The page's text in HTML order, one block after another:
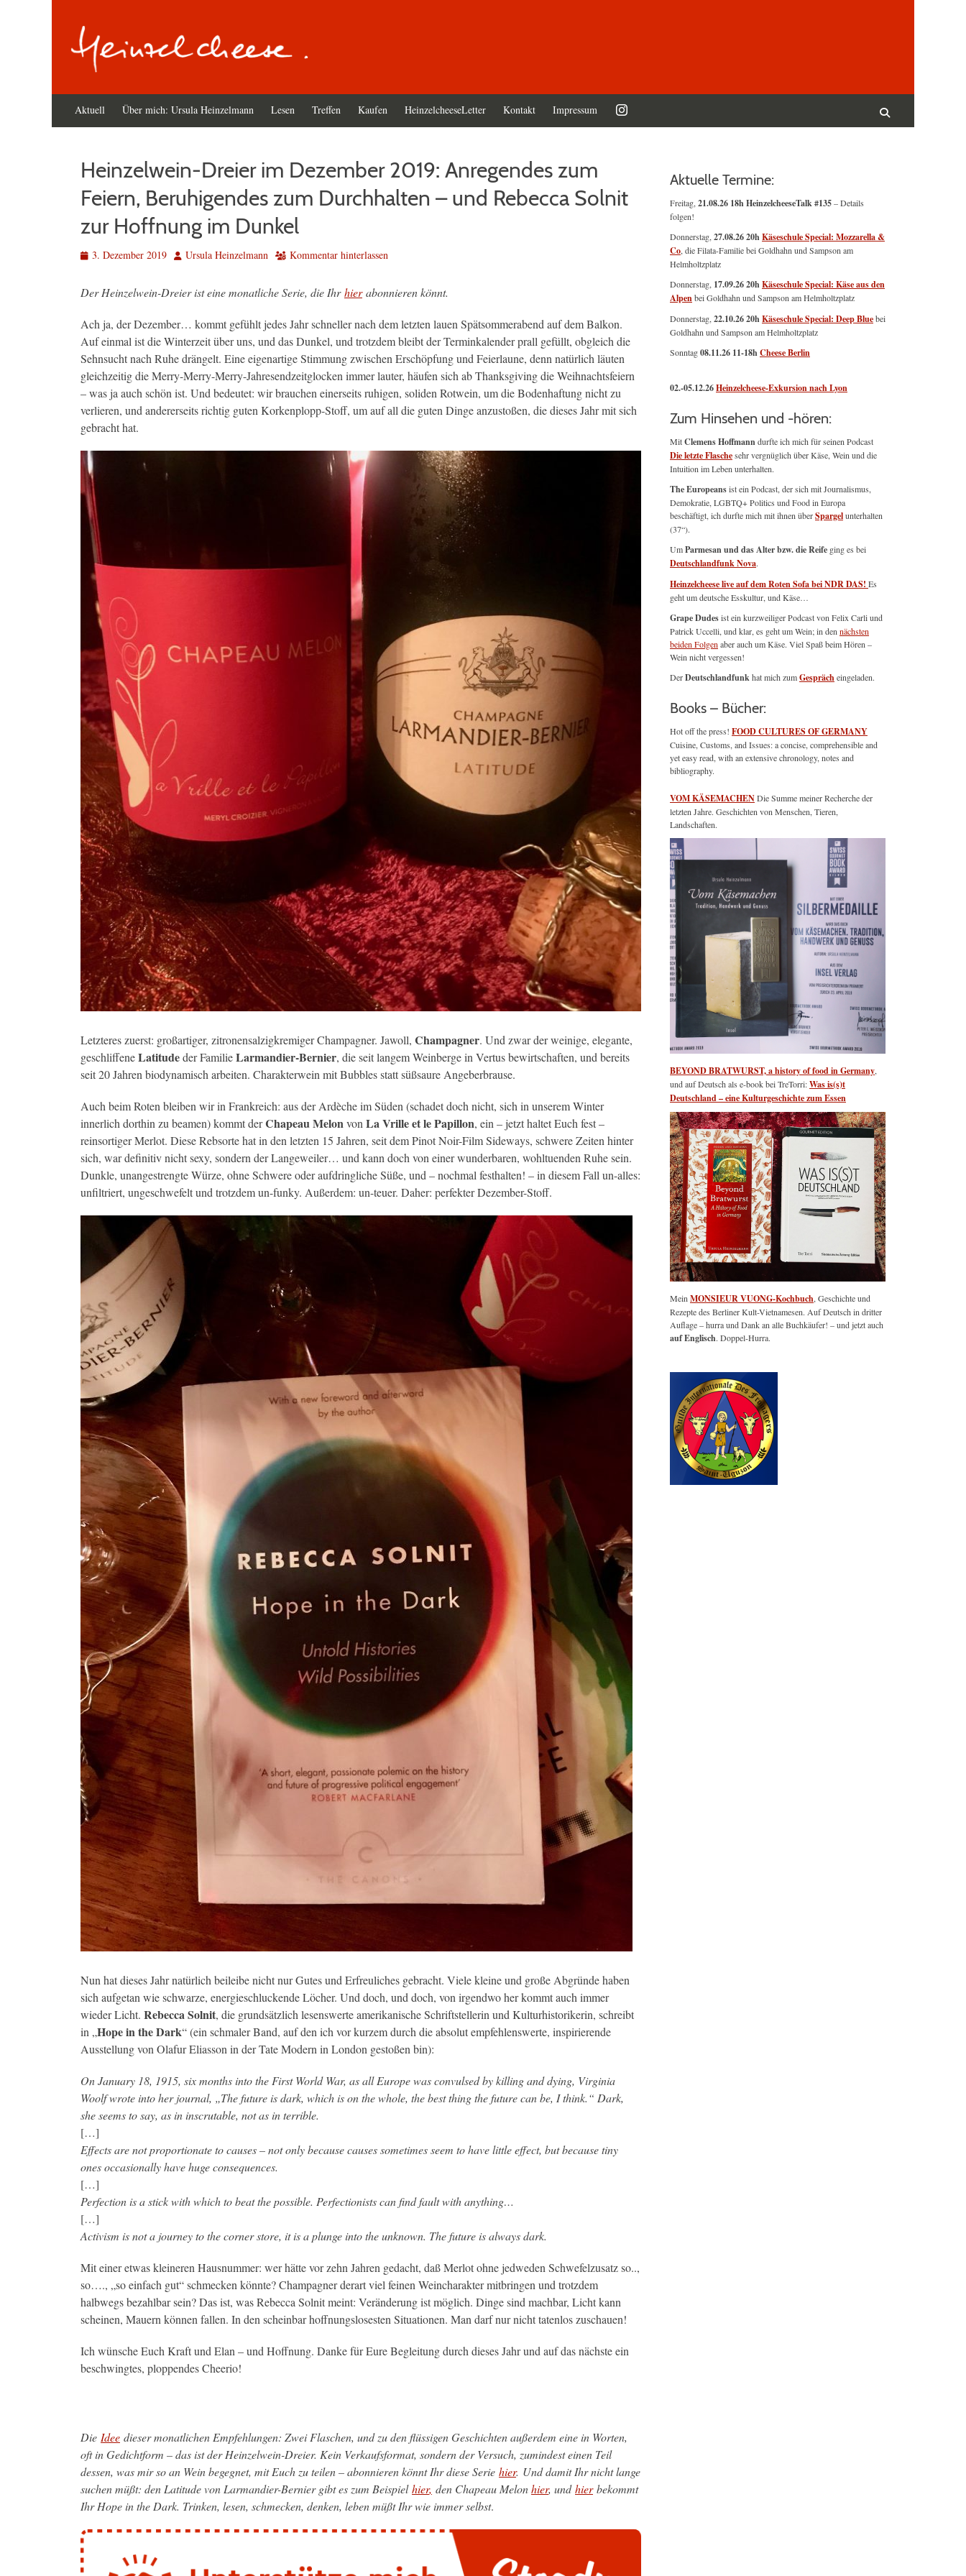
Primäres
Menü
Aktuell Über mich: Ursula Heinzelmann Lesen Treffen Kaufen HeinzelcheeseLetter Kontakt Impressum
Heinzelwein-Dreier im Dezember 2019: Anregendes zum
Feiern, Beruhigendes zum Durchhalten – und Rebecca Solnit
zur Hoffnung im Dunkel
Veröffentlicht
3. Dezember 2019 AutorUrsula Heinzelmann Kommentar hinterlassen
Der Heinzelwein-Dreier ist eine monatliche Serie, die Ihrhierabonnieren könnt.
Ach ja, der Dezember… kommt gefühlt jedes Jahr schneller nach dem letzten lauen Spätsommerabend auf dem Balkon.
Auf einmal ist die Winterzeit über uns, und das Dunkel, und trotzdem bleibt der Terminkalender prall gefüllt, obgleich die
Sehnsucht nach Ruhe drängelt. Eine eigenartige Stimmung zwischen Erschöpfung und Feierlaune, denn natürlich läuten
gleichzeitig die Merry-Merry-Merry-Jahresendzeitglocken immer lauter, häufen sich ab Thanksgiving die Weihnachtsfeiern
– was ja auch schön ist. Und bedeutet: wir brauchen einerseits ruhigen, soliden Rotwein, um die Bodenhaftung nicht zu
verlieren, und andererseits richtig guten Korkenplopp-Stoff, um auf all die guten Dinge anzustoßen, die dieses Jahr mit sich
gebracht hat.
Letzteres zuerst: großartiger, zitronensalzigkremiger Champagner. Jawoll, Champagner. Und zwar der weinige, elegante,
geschliffeneLatitudeder FamilieLarmandier-Bernier, die seit langem Weinberge in Vertus bewirtschaften, und bereits
seit 20 Jahren biodynamisch arbeiten. Charakterwein mit Bubbles statt süßsaure Angeberbrause.
Auch beim Roten bleiben wir in Frankreich: aus der Ardèche im Süden (schadet doch nicht, sich in unserem Winter
innerlich dorthin zu beamen) kommt derChapeau Melonvon La Vrille et le Papillon, ein – jetzt haltet Euch fest –
reinsortiger Merlot. Diese Rebsorte hat in den letzten 15 Jahren, seit dem Pinot Noir-Film Sideways, schwere Zeiten hinter
sich, war definitiv nicht sexy, sondern der Langeweiler… und kann doch von einer wunderbaren, wohltuenden Ruhe sein.
Dunkle, unangestrengte Würze, ohne Schwere oder aufdringliche Süße, und – nochmal festhalten! – in diesem Fall un-alles:
unfiltriert, ungeschwefelt und trotzdem un-funky. Außerdem: un-teuer. Daher: perfekter Dezember-Stoff.
Nun hat dieses Jahr natürlich beileibe nicht nur Gutes und Erfreuliches gebracht. Viele kleine und große Abgründe haben
sich aufgetan wie schwarze, energieschluckende Löcher. Und doch, und doch, von irgendwo her kommt auch immer
wieder Licht. Rebecca Solnit, die grundsätzlich lesenswerte amerikanische Schriftstellerin und Kulturhistorikerin, schreibt
in „Hope in the Dark“ (ein schmaler Band, auf den ich vor kurzem durch die absolut empfehlenswerte, inspirierende
Ausstellung von Olafur Eliasson in der Tate Modern in London gestoßen bin):
On January 18, 1915, six months into the First World War, as all Europe was convulsed by killing and dying, Virginia
Woolf wrote into her journal, „The future is dark, which is on the whole, the best thing the future can be, I think.“ Dark,
she seems to say, as in inscrutable, not as in terrible.
[…]
Effects are not proportionate to causes – not only because causes sometimes seem to have little effect, but because tiny
ones occasionally have huge consequences.
[…]
Perfection is a stick with which to beat the possible. Perfectionists can find fault with anything…
[…]
Activism is not a journey to the corner store, it is a plunge into the unknown. The future is always dark.
Mit einer etwas kleineren Hausnummer: wer hätte vor zehn Jahren gedacht, daß Merlot ohne jedweden Schwefelzusatz so..,
so…., „so einfach gut“ schmecken könnte? Champagner derart viel feinen Weincharakter mitbringen und trotzdem
halbwegs bezahlbar sein? Das ist, was Rebecca Solnit meint: Veränderung ist möglich. Dinge sind machbar, Licht kann
scheinen, Mauern können fallen. In den scheinbar hoffnungslosesten Situationen. Man darf nur nicht tatenlos zuschauen!
Ich wünsche Euch Kraft und Elan – und Hoffnung. Danke für Eure Begleitung durch dieses Jahr und auf das nächste ein
beschwingtes, ploppendes Cheerio!
Die Idee dieser monatlichen Empfehlungen: Zwei Flaschen, und zu den flüssigen Geschichten außerdem eine in Worten,
oft in Gedichtform – das ist der Heinzelwein-Dreier. Kein Verkaufsformat, sondern der Versuch, zumindest einen Teil
dessen, was mir so an Wein begegnet, mit Euch zu teilen – abonnieren könnt Ihr diese Serie hier. Und damit Ihr nicht lange
suchen müßt: den Latitude von Larmandier-Bernier gibt es zum Beispielhier, den Chapeau Melonhier, undhierbekommt
Ihr Hope in the Dark. Trinken, lesen, schmecken, denken, leben müßt Ihr wie immer selbst.
Aktuelle Termine:
Freitag, 21.08.26 18h HeinzelcheeseTalk #135– Details
folgen!
Donnerstag, 27.08.26 20hKäseschule Special: Mozzarella &
Co , die Filata-Familie bei Goldhahn und Sampson am
Helmholtzplatz
Donnerstag, 17.09.26 20hKäseschule Special: Käse aus den
Alpenbei Goldhahn und Sampson am Helmholtzplatz
Donnerstag, 22.10.26 20hKäseschule Special: Deep Bluebei
Goldhahn und Sampson am Helmholtzplatz
Sonntag08.11.26 11-18hCheese Berlin
02.-05.12.26Heinzelcheese-Exkursion nach Lyon
Zum Hinsehen und -hören:
MitClemens Hoffmanndurfte ich mich für seinen Podcast
Die letzte Flaschesehr vergnüglich über Käse, Wein und die
Intuition im Leben unterhalten.
The Europeansist ein Podcast, der sich mit Journalismus,
Demokratie, LGBTQ+ Politics und Food in Europa
beschäftigt, ich durfte mich mit ihnen überSpargelunterhalten
(37“).
UmParmesan und das Alter bzw. die Reife ging es bei
Deutschlandfunk Nova.
Heinzelcheese live auf dem Roten Sofa bei NDR DAS! Es
geht um deutsche Esskultur, und Käse…
Grape Dudesist ein kurzweiliger Podcast von Felix Carli und
Patrick Uccelli, und klar, es geht um Wein; in den nächsten
beiden Folgen aber auch um Käse. Viel Spaß beim Hören –
Wein nicht vergessen!
DerDeutschlandfunkhat mich zumGesprächeingeladen.
Books – Bücher:
Hot off the press! FOOD CULTURES OF GERMANY
Cuisine, Customs, and Issues: a concise, comprehensible and
yet easy read, with an extensive chronology, notes and
bibliography.
VOM KÄSEMACHENDie Summe meiner Recherche der
letzten Jahre. Geschichten von Menschen, Tieren,
Landschaften.
BEYOND BRATWURST, a history of food in Germany
und auf Deutsch als e-book bei TreTorri:Was is(s)t
Deutschland – eine Kulturgeschichte zum Essen
Mein MONSIEUR VUONG-Kochbuch , Geschichte und
Rezepte des Berliner Kult-Vietnamesen. Auf Deutsch in dritter
Auflage – hurra und Dank an alle Buchkäufer! – und jetzt auch
auf Englisch. Doppel-Hurra.